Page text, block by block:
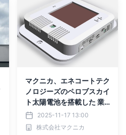
マクニカ、エネコートテク
ノロジーズのペロブスカイ
ト太陽電池を搭載した 業
界初「屋内評価用ペロブス
カイトIoTキット」を開
2025-11-17 13:00
株式会社マクニカ